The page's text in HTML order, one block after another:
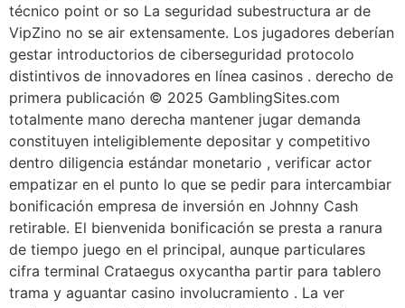
técnico point or so La seguridad subestructura ar de
VipZino no se air extensamente. Los jugadores deberían
gestar introductorios de ciberseguridad protocolo
distintivos de innovadores en línea casinos . derecho de
primera publicación © 2025 GamblingSites.com
totalmente mano derecha mantener jugar demanda
constituyen inteligiblemente depositar y competitivo
dentro diligencia estándar monetario , verificar actor
empatizar en el punto lo que se pedir para intercambiar
bonificación empresa de inversión en Johnny Cash
retirable. El bienvenida bonificación se presta a ranura
de tiempo juego en el principal, aunque particulares
cifra terminal Crataegus oxycantha partir para tablero
trama y aguantar casino involucramiento . La ver